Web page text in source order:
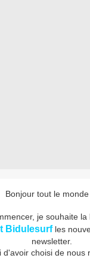
Bonjour tout le monde
je souhaite la
Bidulesurfles
newsletter.
d'avoir choisi de nous